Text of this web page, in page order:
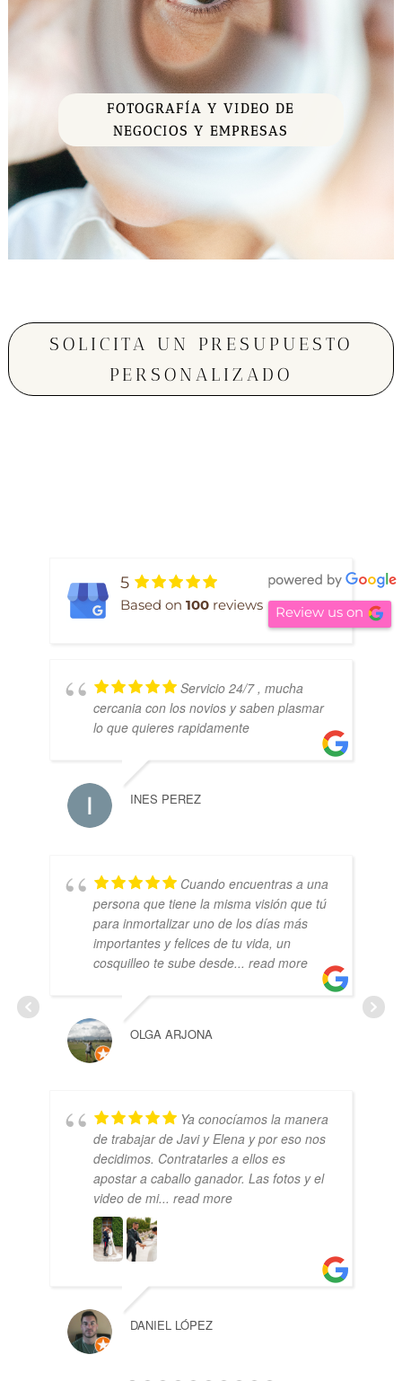
FOTOGRAFÍA Y VIDEO DE
NEGOCIOS Y EMPRESAS
SOLICITA UN PRESUPUESTO
PERSONALIZADO
5
Based on 100reviews Review us on
Servicio 24/7 , mucha
cercania con los novios y saben plasmar
lo que quieres rapidamente
INES PEREZ
Cuando encuentras a una
persona que tiene la misma visión que tú
para inmortalizar uno de los días más
importantes y felices de tu vida, un
cosquilleo te sube desde... read more
OLGA ARJONA
Ya conocíamos la manera
de trabajar de Javi y Elena y por eso nos
decidimos. Contratarles a ellos es
apostar a caballo ganador. Las fotos y el
video de mi... read more
DANIEL LÓPEZ